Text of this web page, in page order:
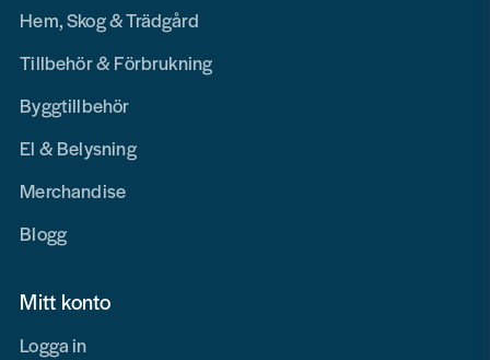
Hem, Skog & Trädgård
Tillbehör & Förbrukning
Byggtillbehör
El & Belysning
Merchandise
Blogg
Mitt konto
Logga in